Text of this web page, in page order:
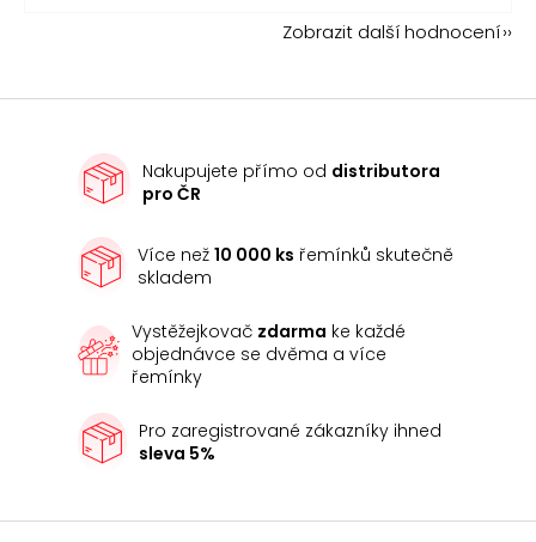
Zobrazit další hodnocení
Nakupujete přímo od distributora
pro ČR
Více než10 000 ks řemínků skutečně
skladem
Vystěžejkovač zdarma ke každé
objednávce se dvěma a více
řemínky
Pro zaregistrované zákazníky ihned
sleva 5%